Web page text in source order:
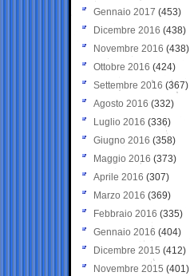
Gennaio 2017 (453)
Dicembre 2016 (438)
Novembre 2016 (438)
Ottobre 2016 (424)
Settembre 2016 (367)
Agosto 2016 (332)
Luglio 2016 (336)
Giugno 2016 (358)
Maggio 2016 (373)
Aprile 2016 (307)
Marzo 2016 (369)
Febbraio 2016 (335)
Gennaio 2016 (404)
Dicembre 2015 (412)
Novembre 2015 (401)